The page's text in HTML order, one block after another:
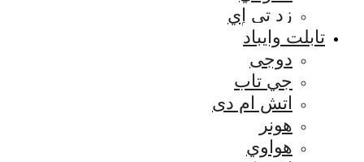
زد تي إي
تابلت وايباد
دوجى
جي تاب
اتش ام دى
هونر
هواوي